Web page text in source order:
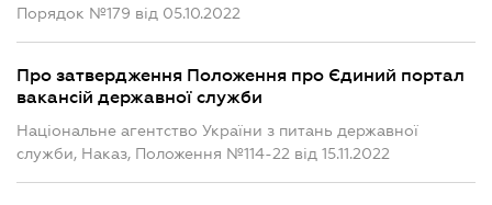
Порядок №179 від 05.10.2022
Про затвердження Положення про Єдиний портал
вакансій державної служби
Національне агентство України з питань державної
служби, Наказ, Положення №114-22 від 15.11.2022